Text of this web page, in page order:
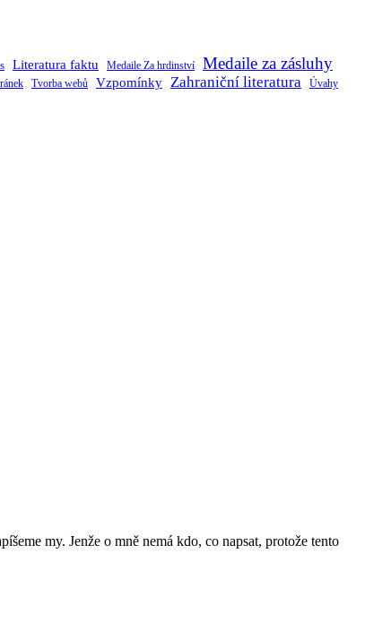
Literatura faktu Medaile Za hrdinství Medaile za zásluhy
Tvorba webů Vzpomínky Zahraniční literatura Úvahy
my. Jenže o mně nemá kdo, co napsat, protože tento